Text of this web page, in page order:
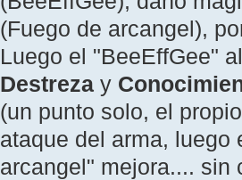
(Fuego de arcangel),
Luego el "BeeEffGee"
Destreza y
(un punto solo, el
ataque del arma, luego
arcangel" mejora.... sin